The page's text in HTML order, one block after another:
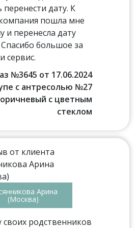
дату. К
пошла мне
и перенесла дату
большое за
сервис.
№3645 от 17.06.2024
с антресолью №27
с цветным
стеклом
Арина
(Москва)
своих родственников